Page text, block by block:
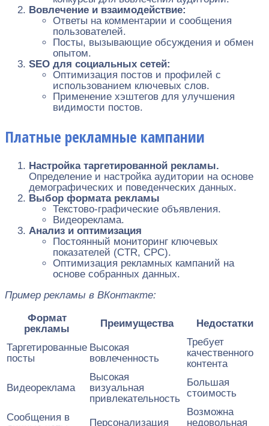
Вовлечение и взаимодействие:
Ответы на комментарии и сообщения
пользователей.
Посты, вызывающие обсуждения и обмен
опытом.
SEO для социальных сетей:
Оптимизация постов и профилей с
использованием ключевых слов.
Применение хэштегов для улучшения
видимости постов.
Платные рекламные кампании
Настройка таргетированной рекламы.
Определение и настройка аудитории на основе
демографических и поведенческих данных.
Выбор формата рекламы
Текстово-графические объявления.
Видеореклама.
Анализ и оптимизация
Постоянный мониторинг ключевых
показателей (CTR, CPC).
Оптимизация рекламных кампаний на
основе собранных данных.
Пример рекламы в ВКонтакте:
Формат
рекламы
Преимущества Недостатки
Таргетированные
посты
Высокая
вовлеченность
Требует
качественного
контента
Видеореклама
Высокая
визуальная
привлекательность
Большая
стоимость
Сообщения в
Персонализация
Возможна
недовольная